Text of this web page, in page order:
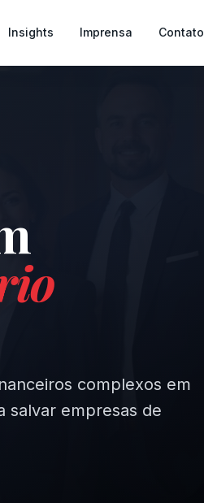
Insights Imprensa Contato
complexos em
salvar empresas de